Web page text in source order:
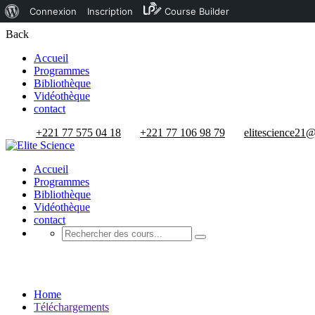
propos
de
WordPress
Connexion Inscription Course Builder
Back
Accueil
Programmes
Bibliothèque
Vidéothèque
contact
+221 77 575 04 18
+221 77 106 98 79
Accueil
Programmes
Bibliothèque
Vidéothèque
contact
Home
Téléchargements